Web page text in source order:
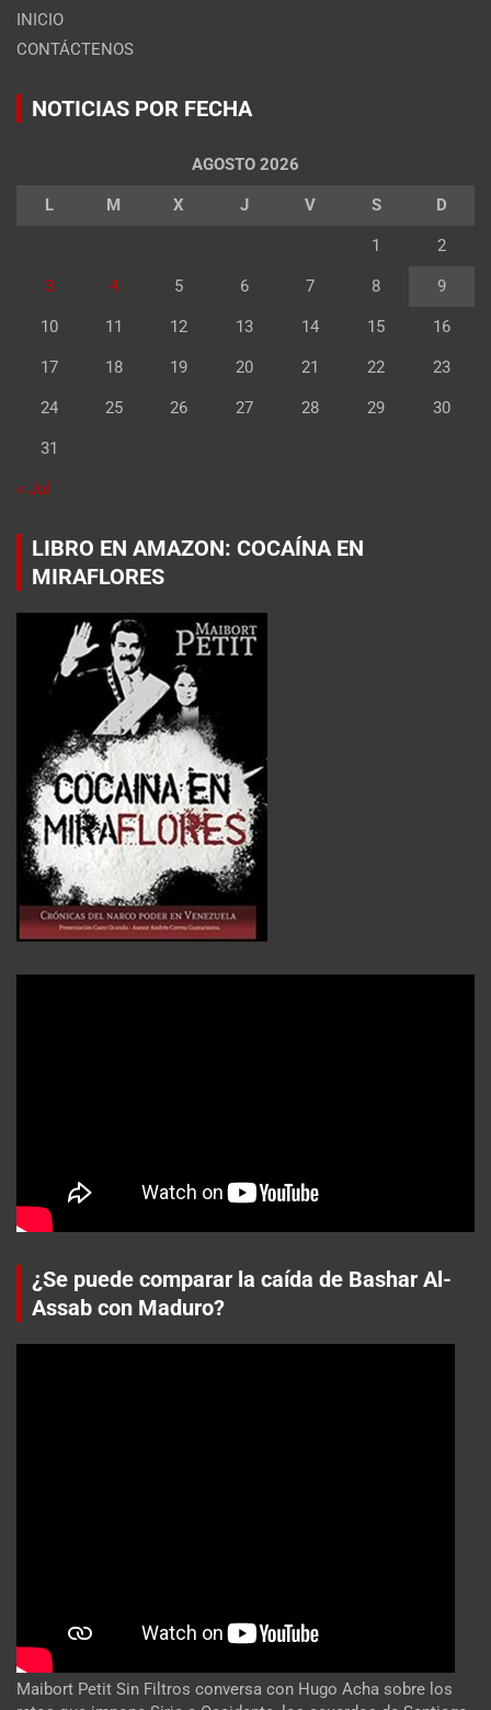
INICIO
CONTÁCTENOS
NOTICIAS POR FECHA
AGOSTO 2026
L M X J V S D
1 2
3 4 5 6 7 8 9
10 11 12 13 14 15 16
17 18 19 20 21 22 23
24 25 26 27 28 29 30
31
« Jul
LIBRO EN AMAZON: COCAÍNA EN
MIRAFLORES
¿Se puede comparar la caída de Bashar Al-
Assab con Maduro?
Maibort Petit Sin Filtros conversa con Hugo Acha sobre los